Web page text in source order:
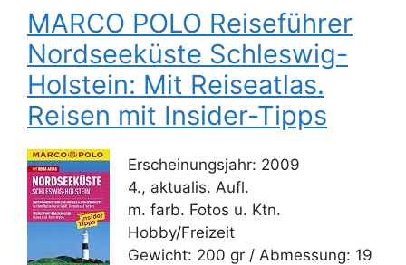
MARCO POLO Reiseführer
Nordseeküste Schleswig-
Holstein: Mit Reiseatlas.
Reisen mit Insider-Tipps
Erscheinungsjahr: 2009
4., aktualis. Aufl.
m. farb. Fotos u. Ktn.
Hobby/Freizeit
Gewicht: 200 gr / Abmessung: 19